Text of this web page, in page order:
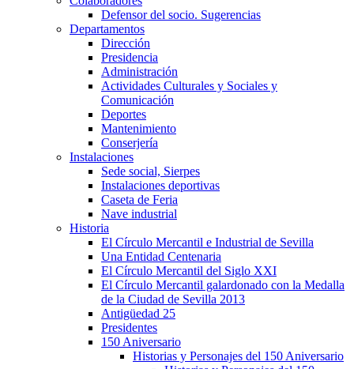
Defensor del socio. Sugerencias
Departamentos
Dirección
Presidencia
Administración
Actividades Culturales y Sociales y
Comunicación
Deportes
Mantenimiento
Conserjería
Instalaciones
Sede social, Sierpes
Instalaciones deportivas
Caseta de Feria
Nave industrial
Historia
El Círculo Mercantil e Industrial de Sevilla
Una Entidad Centenaria
El Círculo Mercantil del Siglo XXI
El Círculo Mercantil galardonado con la Medalla
de la Ciudad de Sevilla 2013
Antigüedad 25
Presidentes
150 Aniversario
Historias y Personajes del 150 Aniversario